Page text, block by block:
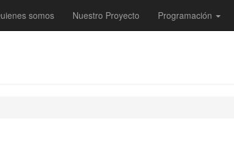
somos Nuestro Proyecto Programación